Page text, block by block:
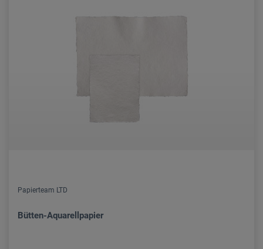
Papierteam LTD
Bütten-Aquarellpapier